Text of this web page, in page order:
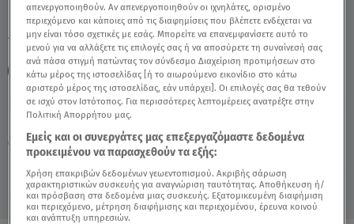
Κυριακή 9 Αυγούστου 2026
20.05.26, 15:49
ΕΛΛΑΔΑ
Πηγή: Αλήθειες με τη Ζήνα
TAGS: ΚΑΛΥΜΝΟΣ ΝΕΚΡΟΣ 47ΧΡΟΝΟΣ
ΑΛΗΘΕΙΕΣ ΜΕ ΤΗ ΖΗΝΑ
απενεργοποιηθούν. Αν απενεργοποιηθούν οι ιχνηλάτες, ορισμένο
περιεχόμενο και κάποιες από τις διαφημίσεις που βλέπετε ενδέχεται να
μην είναι τόσο σχετικές με εσάς. Μπορείτε να επανεμφανίσετε αυτό το
μενού για να αλλάξετε τις επιλογές σας ή να αποσύρετε τη συναίνεσή σας
ανά πάσα στιγμή πατώντας τον σύνδεσμο Διαχείριση προτιμήσεων στο
κάτω μέρος της ιστοσελίδας [ή το αιωρούμενο εικονίδιο στο κάτω
αριστερό μέρος της ιστοσελίδας, εάν υπάρχει]. Οι επιλογές σας θα τεθούν
σε ισχύ στον Ιστότοπος. Για περισσότερες λεπτομέρειες ανατρέξτε στην
Πολιτική Απορρήτου μας.
Εμείς και οι συνεργάτες μας επεξεργαζόμαστε δεδομένα
προκειμένου να παρασχεθούν τα εξής:
Χρήση επακριβών δεδομένων γεωεντοπισμού. Ακριβής σάρωση
χαρακτηριστικών συσκευής για αναγνώριση ταυτότητας. Αποθήκευση ή/
και πρόσβαση στα δεδομένα μιας συσκευής. Εξατομικευμένη διαφήμιση
και περιεχόμενο, μέτρηση διαφήμισης και περιεχομένου, έρευνα κοινού
και ανάπτυξη υπηρεσιών.